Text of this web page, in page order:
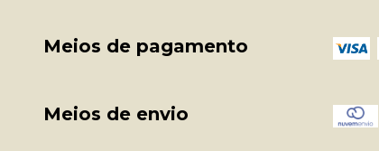
Meios de pagamento
Meios de envio